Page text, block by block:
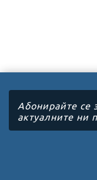
Абонирайте се
актуалните ни